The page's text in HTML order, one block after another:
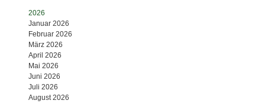
2026
Januar 2026
Februar 2026
März 2026
April 2026
Mai 2026
Juni 2026
Juli 2026
August 2026